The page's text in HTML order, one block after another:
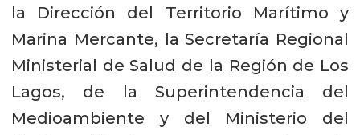
la Dirección del Territorio Marítimo y
Marina Mercante, la Secretaría Regional
Ministerial de Salud de la Región de Los
Lagos, de la Superintendencia del
Medioambiente y del Ministerio del